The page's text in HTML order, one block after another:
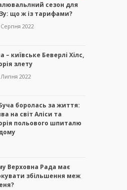
сезон для
що ж із тарифами?
2022
– київське Беверлі Хілс,
злету
2022
боролась за життя:
на світ Аліси та
польового шпиталю
Верховна Рада має
збільшення меж